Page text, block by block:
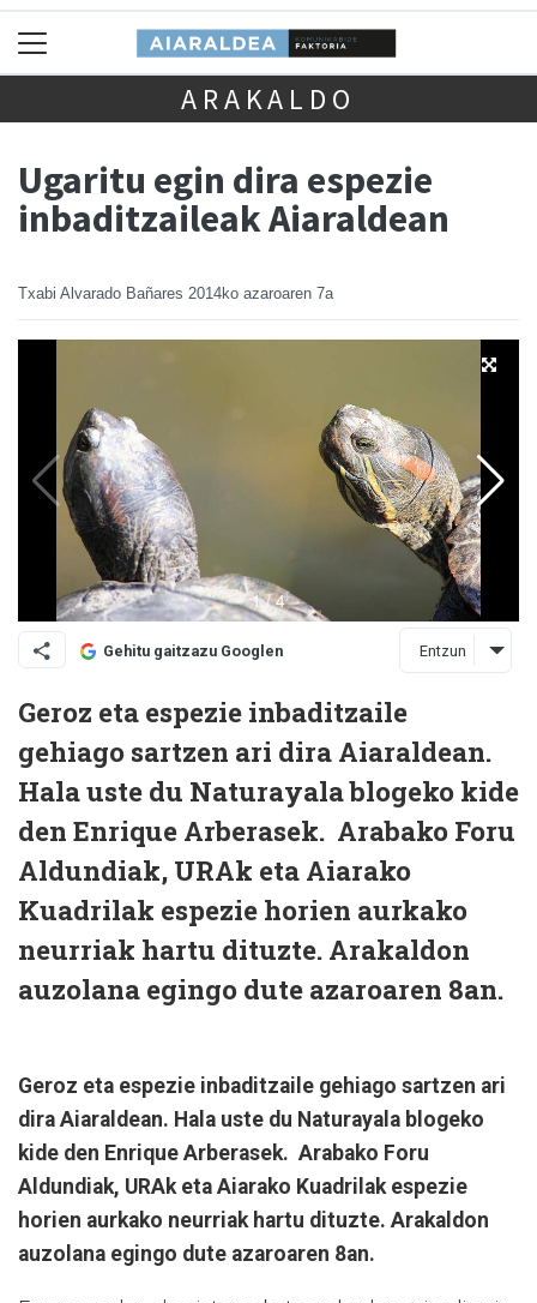
ARAKALDO
Ugaritu egin dira espezie
inbaditzaileak Aiaraldean
Txabi Alvarado Bañares 2014ko azaroaren 7a
Gehitu gaitzazu Googlen Entzun
Geroz eta espezie inbaditzaile
gehiago sartzen ari dira Aiaraldean.
Hala uste du Naturayala blogeko kide
den Enrique Arberasek. Arabako Foru
Aldundiak, URAk eta Aiarako
Kuadrilak espezie horien aurkako
neurriak hartu dituzte. Arakaldon
auzolana egingo dute azaroaren 8an.
Geroz eta espezie inbaditzaile gehiago sartzen ari
dira Aiaraldean. Hala uste du Naturayala blogeko
kide den Enrique Arberasek. Arabako Foru
Aldundiak, URAk eta Aiarako Kuadrilak espezie
horien aurkako neurriak hartu dituzte. Arakaldon
auzolana egingo dute azaroaren 8an.